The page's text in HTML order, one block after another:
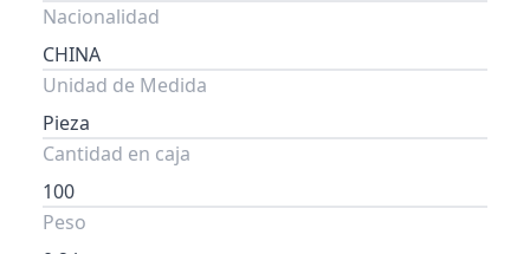
Nacionalidad
CHINA
Unidad de Medida
Pieza
Cantidad en caja
100
Peso